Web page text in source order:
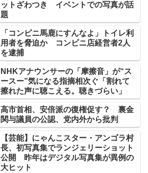
ットざわつき イベントでの写真が話
題
「コンビニ馬鹿にすんなよ」トイレ利
用者を脅迫か コンビニ店経営者2人
を逮捕
NHKアナウンサーの「摩擦音」が“ス
ースー”気になる指摘相次ぐ「割れて
擦れた声に聴こえる。聴きづらい」
高市首相、安倍派の復権促す？ 裏金
関与議員の公認、党内外から批判
【芸能】にゃんこスター・アンゴラ村
長、初写真集でランジェリーショット
公開 昨年はデジタル写真集が異例の
大ヒット